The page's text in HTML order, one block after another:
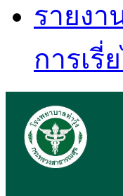
รายง
การเรี่